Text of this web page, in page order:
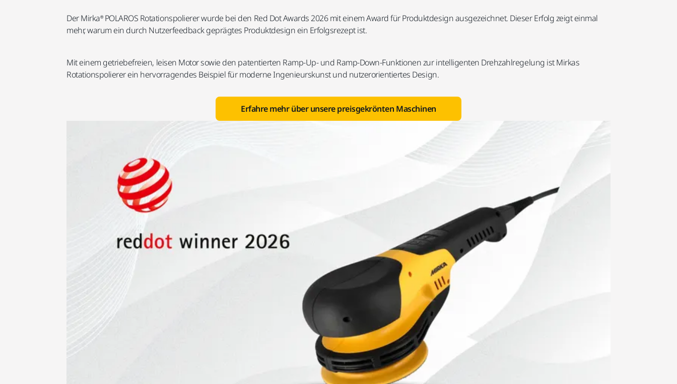
Der Mirka® POLAROS Rotationspolierer wurde bei den Red Dot Awards 2026 mit einem Award für Produktdesign ausgezeichnet. Dieser Erfolg zeigt einmal
mehr, warum ein durch Nutzerfeedback geprägtes Produktdesign ein Erfolgsrezept ist.
Mit einem getriebefreien, leisen Motor sowie den patentierten Ramp-Up- und Ramp-Down-Funktionen zur intelligenten Drehzahlregelung ist Mirkas
Rotationspolierer ein hervorragendes Beispiel für moderne Ingenieurskunst und nutzerorientiertes Design.
Erfahre mehr über unsere preisgekrönten Maschinen